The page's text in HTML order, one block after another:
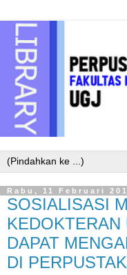
Rabu, 11 Februari
SOSIALISASI
KEDOKTERAN
DAPAT
DI